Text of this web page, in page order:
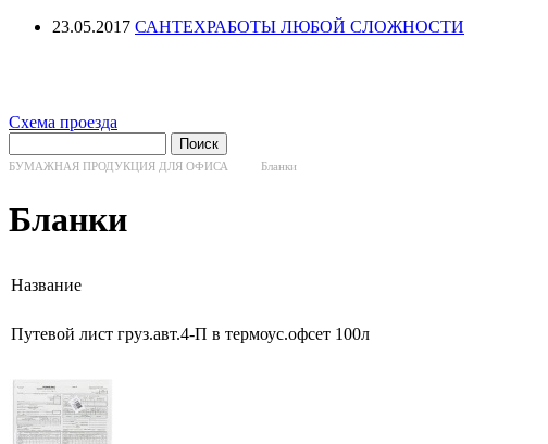
23.05.2017 САНТЕХРАБОТЫ ЛЮБОЙ СЛОЖНОСТИ
Схема проезда
БУМАЖНАЯ ПРОДУКЦИЯ ДЛЯ ОФИСА Бланки
Бланки
Название
Путевой лист груз.авт.4-П в термоус.офсет 100л